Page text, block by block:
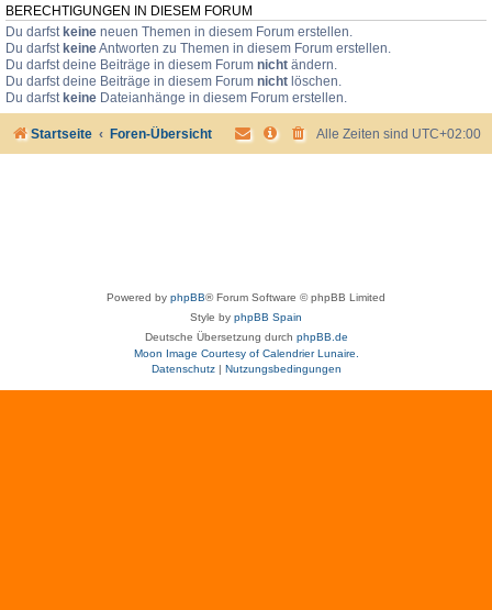
BERECHTIGUNGEN IN DIESEM FORUM
Du darfst keine neuen Themen in diesem Forum erstellen.
Du darfst keineAntworten zu Themen in diesem Forum erstellen.
Du darfst deine Beiträge in diesem Forum nicht ändern.
Du darfst deine Beiträge in diesem Forum nicht löschen.
Du darfst keine Dateianhänge in diesem Forum erstellen.
Startseite Foren-Übersicht Alle Zeiten sind UTC+02:00
Powered by phpBB® Forum Software © phpBB Limited
Style by phpBB Spain
Deutsche Übersetzung durch phpBB.de
Moon Image Courtesy of Calendrier Lunaire.
Datenschutz| Nutzungsbedingungen